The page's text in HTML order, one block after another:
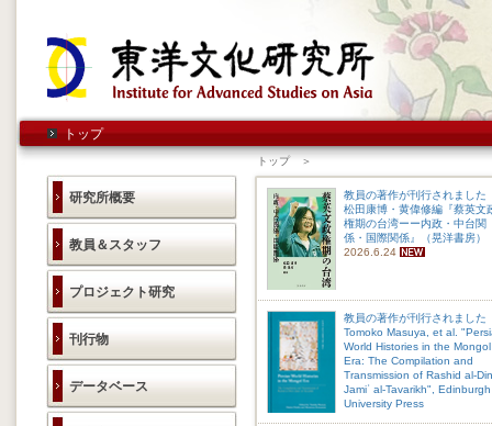
トップ
研究所概要
教員＆スタッフ
プロジェクト研究
刊行物
データベース
トップ ＞
教員の著作が刊行されました
松田康博・黄偉修編『蔡英文
権期の台湾ーー内政・中台関
係・国際関係』（晃洋書房）
2026.6.24
教員の著作が刊行されました
Tomoko Masuya, et al.
World Histories in the Mongol
Era: The Compilation and
Transmission of Rashid al-
Jamiʿ al-Tavarikh", Edinburgh
University Press